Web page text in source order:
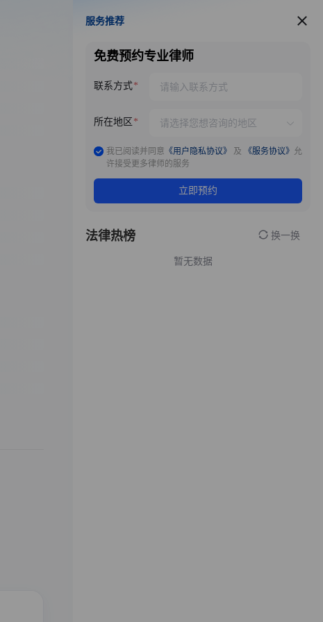
服务推荐
服务推荐
免费预约专业律师
联系方式
所在地区
我已阅读并同意 《用户隐私协议》 及 《服务协议》 允
许接受更多律师的服务
立即预约
法律热榜 换一换
暂无数据